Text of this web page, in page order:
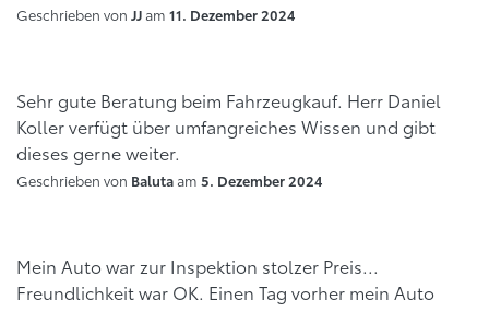
Geschrieben von JJam 11. Dezember 2024
Sehr gute Beratung beim Fahrzeugkauf. Herr Daniel
Koller verfügt über umfangreiches Wissen und gibt
dieses gerne weiter.
Geschrieben von Balutaam 5. Dezember 2024
Mein Auto war zur Inspektion stolzer Preis...
Freundlichkeit war OK. Einen Tag vorher mein Auto